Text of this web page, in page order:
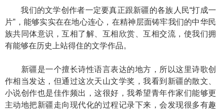
我们的文学创作者一定要真正跟新疆的各族人民“打成一
片”，能够实实在在地心连心，在精神层面铸牢我们的中华民
族共同体意识，互相了解、互相欣赏、互相交流，使我们拥
有能够在历史上站得住的文学作品。
新疆是一个擅长诗性语言表达的地方，所以这里诗歌创
作相当发达，但通过这次天山文学奖，我看到新疆的散文、
小说创作也是佳作频出，这很好，我希望青年作家们能够更
主动地把新疆走向现代化的过程记录下来，会发现很多有趣